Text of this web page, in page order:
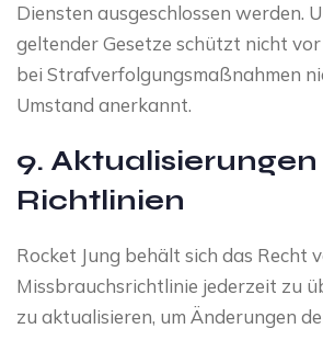
Diensten ausgeschlossen werden.
geltender Gesetze schützt nicht
bei Strafverfolgungsmaßnahmen
Umstand anerkannt.
9.
Richtlinien
Rocket Jung behält sich das Recht
Missbrauchsrichtlinie jederzeit zu
zu aktualisieren, um Änderungen